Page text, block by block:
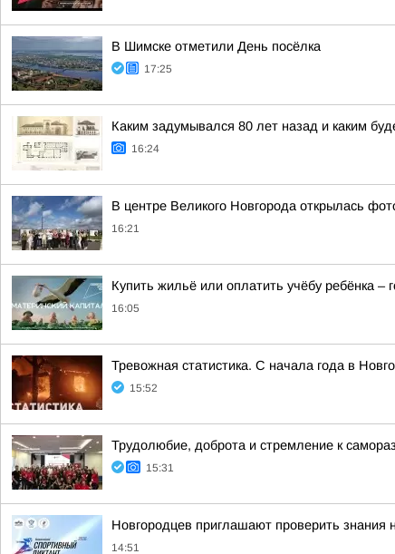
В Шимске отметили День посёлка
17:25
Каким задумывался 80 лет назад и каким
16:24
В центре Великого Новгорода открылась
16:21
Купить жильё или оплатить учёбу ребёнка –
16:05
Тревожная статистика. С начала года в
15:52
Трудолюбие, доброта и стремление к
15:31
Новгородцев приглашают проверить знания
14:51